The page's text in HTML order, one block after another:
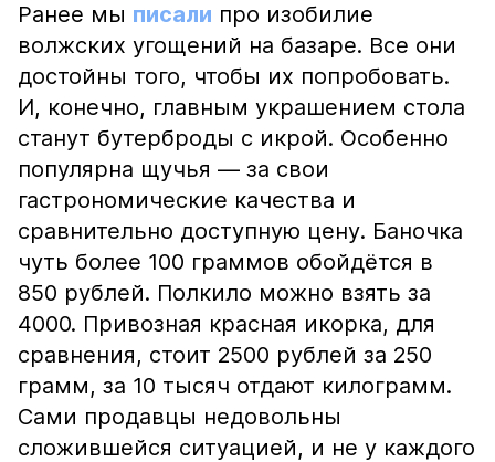
Ранее мы писали про изобилие
волжских угощений на базаре. Все они
достойны того, чтобы их попробовать.
И, конечно, главным украшением стола
станут бутерброды с икрой. Особенно
популярна щучья — за свои
гастрономические качества и
сравнительно доступную цену. Баночка
чуть более 100 граммов обойдётся в
850 рублей. Полкило можно взять за
4000. Привозная красная икорка, для
сравнения, стоит 2500 рублей за 250
грамм, за 10 тысяч отдают килограмм.
Сами продавцы недовольны
сложившейся ситуацией, и не у каждого